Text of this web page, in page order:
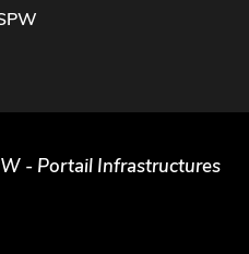
- Portail Infrastructures